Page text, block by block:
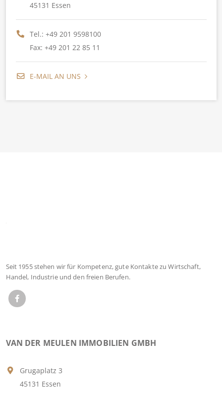
45131 Essen
Tel.: +49 201 9598100
Fax: +49 201 22 85 11
E-MAIL AN UNS
Seit 1955 stehen wir für Kompetenz, gute Kontakte zu Wirtschaft,
Handel, Industrie und den freien Berufen.
VAN DER MEULEN IMMOBILIEN GMBH
Grugaplatz 3
45131 Essen